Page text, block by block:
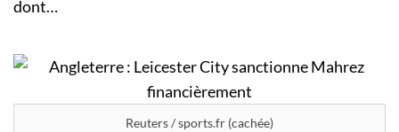
dont…
Reuters / sports.fr (cachée)